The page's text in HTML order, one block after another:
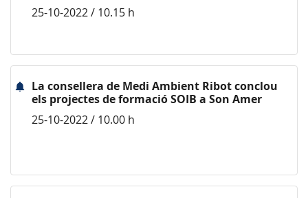
25-10-2022 / 10.15 h
La consellera de Medi Ambient Ribot conclou
els projectes de formació SOIB a Son Amer
25-10-2022 / 10.00 h